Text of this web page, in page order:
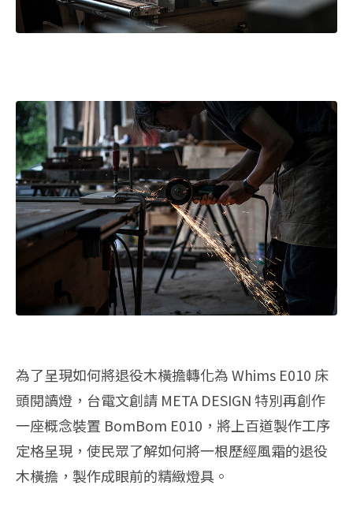
為了呈現如何將退役木橫擔轉化為 Whims E010 床
頭閱讀燈，台電文創請 META DESIGN 特別再創作
一座概念裝置 BomBom E010，將上百道製作工序
定格呈現，使民眾了解如何將一根歷經風霜的退役
木橫擔，製作成眼前的精緻燈具。